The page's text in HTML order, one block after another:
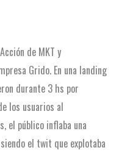
de MKT y
Grido. En una landing
durante 3 hs por
los usuarios al
el público inflaba una
el twit que explotaba